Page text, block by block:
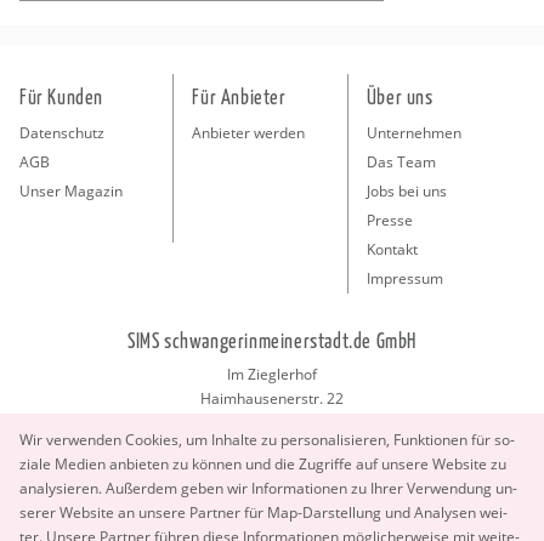
Wir ver­wen­den Coo­kies, um In­hal­te zu per­so­na­li­sie­ren, Funk­tio­nen für so­
zia­le Me­di­en an­bie­ten zu kön­nen und die Zu­grif­fe auf un­se­re Web­site zu
ana­ly­sie­ren. Au­ßer­dem geben wir In­for­ma­tio­nen zu Ihrer Ver­wen­dung un­
se­rer Web­site an un­se­re Part­ner für Map-Dar­stel­lung und Ana­ly­sen wei­
ter. Un­se­re Part­ner füh­ren diese In­for­ma­tio­nen mög­li­cher­wei­se mit wei­te­
Für Kunden
Datenschutz
AGB
Unser Magazin
Für Anbieter
Anbieter werden
Über uns
Unternehmen
Das Team
Jobs bei uns
Presse
Kontakt
Impressum
SIMS schwangerinmeinerstadt.de GmbH
Im Zieglerhof
Haimhausenerstr. 22
info@schwangerinmeinerstadt.de